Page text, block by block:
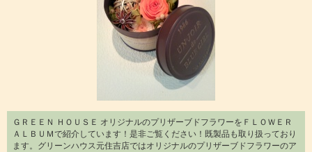
ＧＲＥＥＮ ＨＯＵＳＥ オリジナルのプリザーブドフラワーをＦＬＯＷＥＲ
ＡＬＢＵＭで紹介しています！是非ご覧ください！既製品も取り扱っており
ます。グリーンハウス元住吉店ではオリジナルのプリザーブドフラワーのア